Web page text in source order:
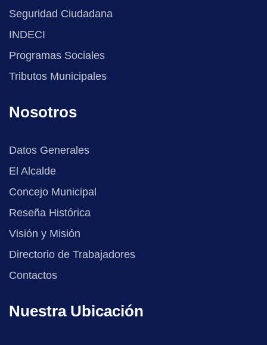
Seguridad Ciudadana
INDECI
Programas Sociales
Tributos Municipales
Nosotros
Datos Generales
El Alcalde
Concejo Municipal
Reseña Histórica
Visión y Misión
Directorio de Trabajadores
Contactos
Nuestra Ubicación